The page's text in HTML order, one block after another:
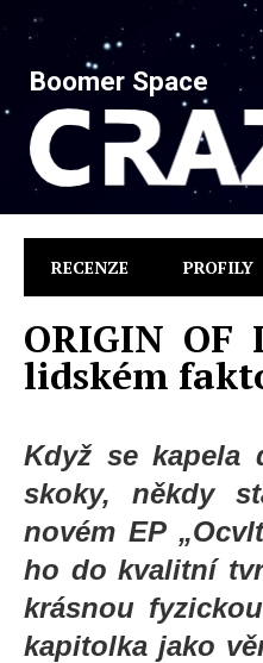
Boomer Space
RECENZE PROFILY
ORIGIN
lidském
Když se kapela
skoky, někdy
novém EP
ho do kvalitní
krásnou
kapitolka jako